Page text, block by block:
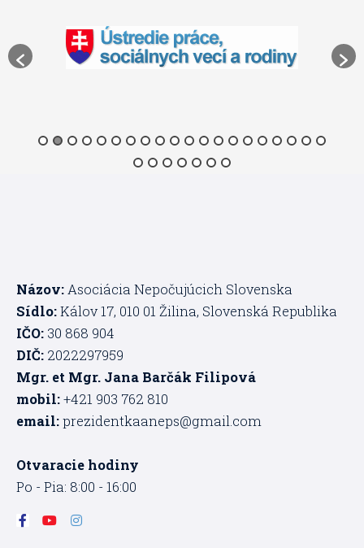
Názov: Asociácia Nepočujúcich Slovenska
Sídlo:Kálov 17, 010 01 Žilina, Slovenská Republika
IČO: 30 868 904
DIČ: 2022297959
Mgr. et Mgr. Jana Barčák Filipová
mobil:+421 903 762 810
email:prezidentkaaneps@gmail.com
Otvaracie hodiny
Po - Pia: 8:00 - 16:00
F
a
Y I
n